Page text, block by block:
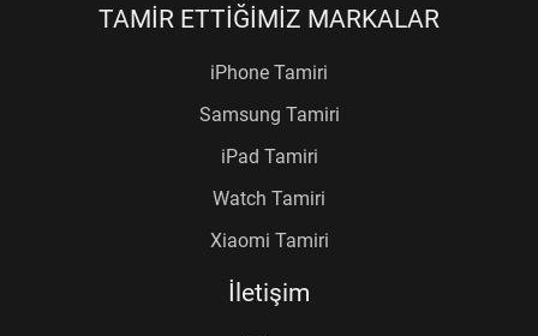
TAMİR ETTİĞİMİZ MARKALAR
iPhone Tamiri
Samsung Tamiri
iPad Tamiri
Watch Tamiri
Xiaomi Tamiri
İletişim